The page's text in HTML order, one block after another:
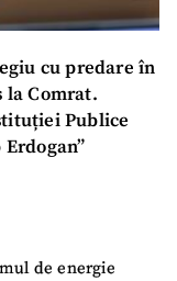
cu predare în
la Comrat.
Publice
de energie